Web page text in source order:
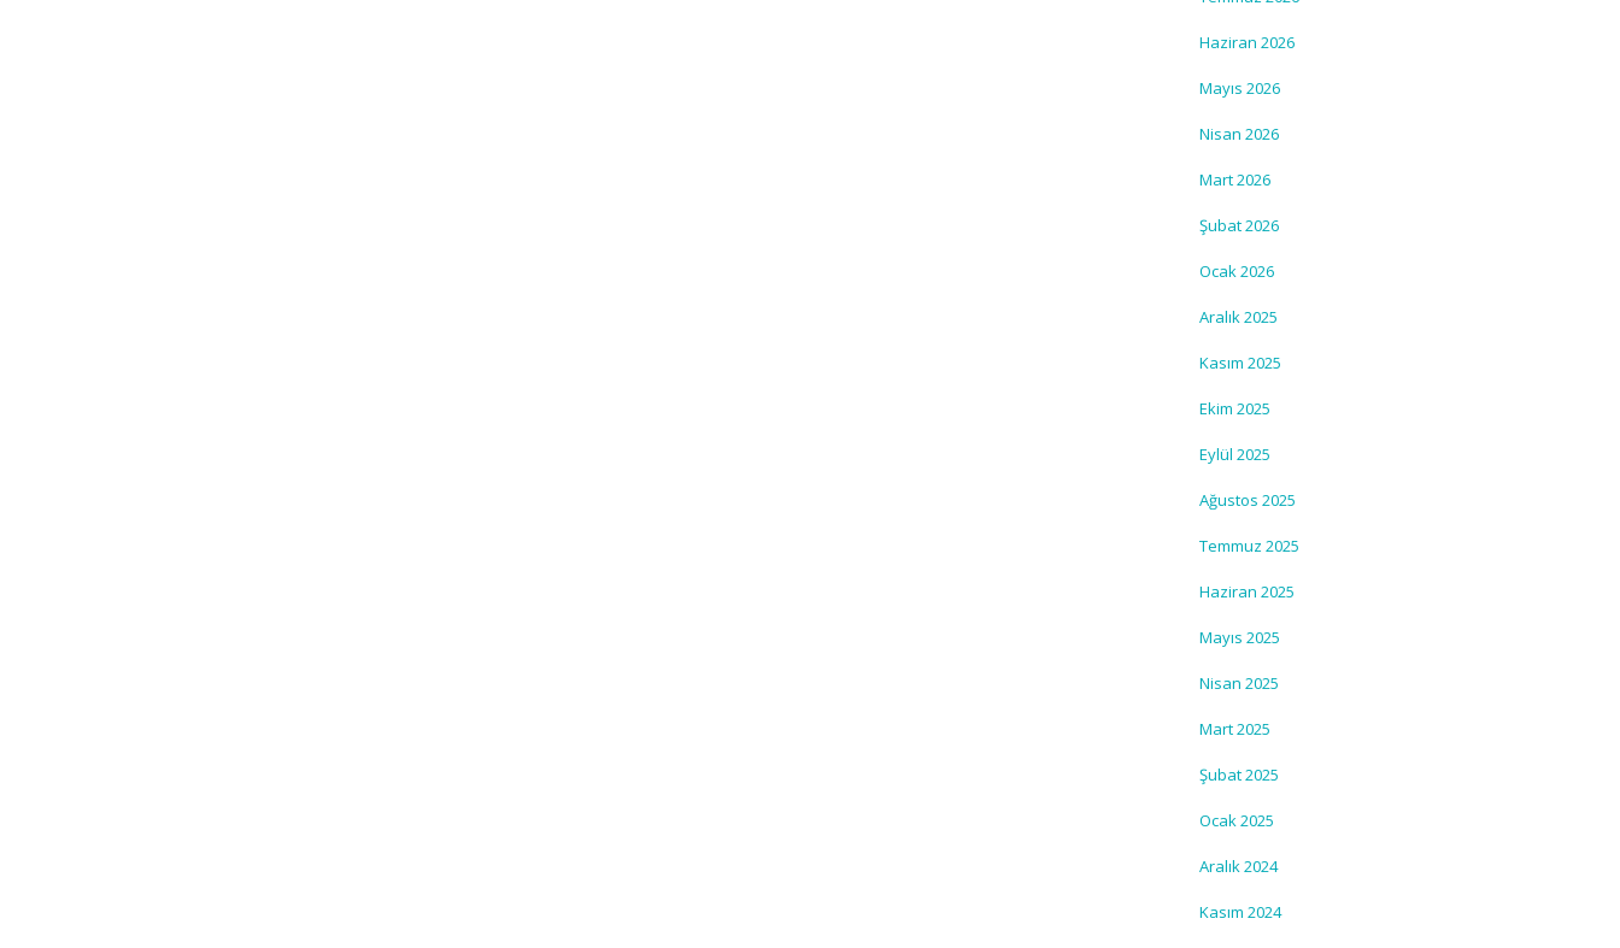
Haziran 2026
Mayıs 2026
Nisan 2026
Mart 2026
Şubat 2026
Ocak 2026
Aralık 2025
Kasım 2025
Ekim 2025
Eylül 2025
Ağustos 2025
Temmuz 2025
Haziran 2025
Mayıs 2025
Nisan 2025
Mart 2025
Şubat 2025
Ocak 2025
Aralık 2024
Kasım 2024